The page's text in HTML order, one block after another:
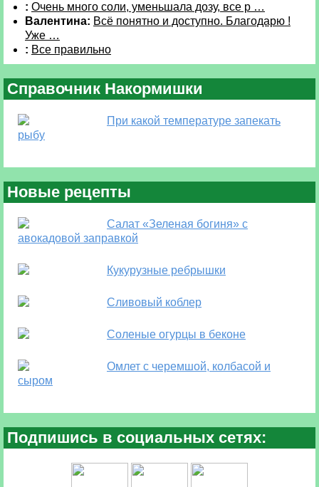
: Очень много соли, уменьшала дозу, все р …
Валентина: Всё понятно и доступно. Благодарю !
Уже …
: Все правильно
Справочник Накормишки
При какой температуре запекать
рыбу
Новые рецепты
Салат «Зеленая богиня» с
авокадовой заправкой
Кукурузные ребрышки
Сливовый коблер
Соленые огурцы в беконе
Омлет с черемшой, колбасой и
сыром
Подпишись в социальных сетях: